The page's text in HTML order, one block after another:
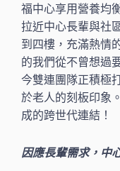
福中心享用營養均
拉近中心長輩與社
到四樓，充滿熱情
的我們從不曾想過
今雙連團隊正積極
於老人的刻板印象
成的跨世代連結！
因應長輩需求，中